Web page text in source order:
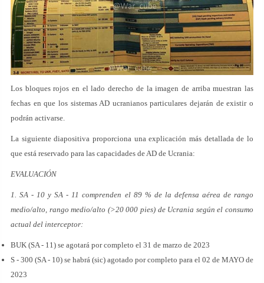
Los bloques rojos en el lado derecho de la imagen de arriba muestran las
fechas en que los sistemas AD ucranianos particulares dejarán de existir o
podrán activarse.
La siguiente diapositiva proporciona una explicación más detallada de lo
que está reservado para las capacidades de AD de Ucrania:
EVALUACIÓN
1. SA - 10 y SA - 11 comprenden el 89 % de la defensa aérea de rango
medio/alto, rango medio/alto (>20 000 pies) de Ucrania según el consumo
actual del interceptor:
BUK (SA - 11) se agotará por completo el 31 de marzo de 2023
S - 300 (SA - 10) se habrá (sic) agotado por completo para el 02 de MAYO de
2023